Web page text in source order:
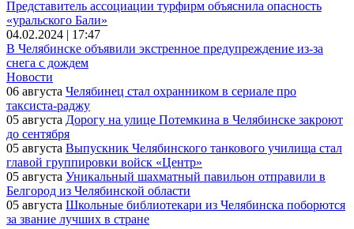
Представитель ассоциации турфирм объяснила опасность
«уральского Бали»
04.02.2024 | 17:47
В Челябинске объявили экстренное предупреждение из-за
снега с дождем
Новости
06 августа Челябинец стал охранником в сериале про
таксиста-раджу
05 августа Дорогу на улице Потемкина в Челябинске закроют
до сентября
05 августа Выпускник Челябинского танкового училища стал
главой группировки войск «Центр»
05 августа Уникальный шахматный павильон отправили в
Белгород из Челябинской области
05 августа Школьные библиотекари из Челябинска поборются
за звание лучших в стране